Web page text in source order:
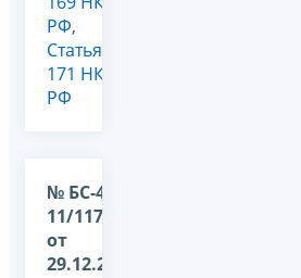
РФ,
Статья
171 НК
РФ
№ БС-4-
11/11758@
от
29.12.2025